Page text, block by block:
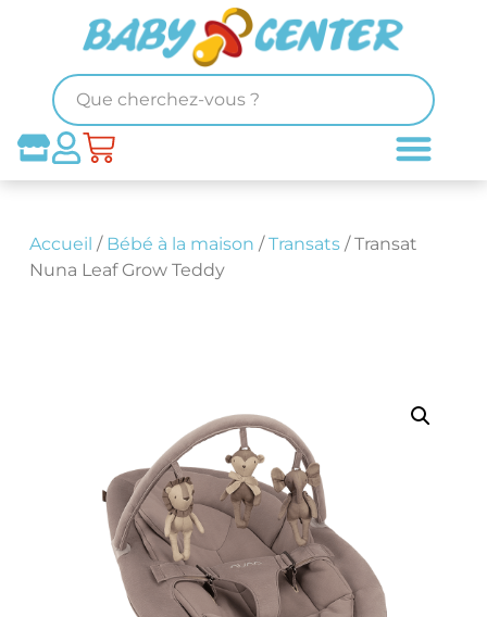
Accueil / Bébé à la maison /Transats/ Transat
Nuna Leaf Grow Teddy